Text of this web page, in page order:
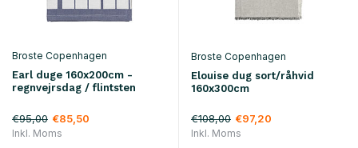
Broste Copenhagen
Earl duge 160x200cm -
regnvejrsdag / flintsten
€95,00 €85,50
Inkl. Moms
Broste Copenhagen
Elouise dug sort/råhvid
160x300cm
€108,00 €97,20
Inkl. Moms